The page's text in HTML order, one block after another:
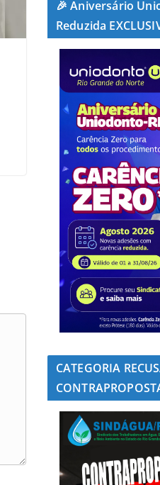
🎉 Aniversário
Reduzida
CATEGORIA